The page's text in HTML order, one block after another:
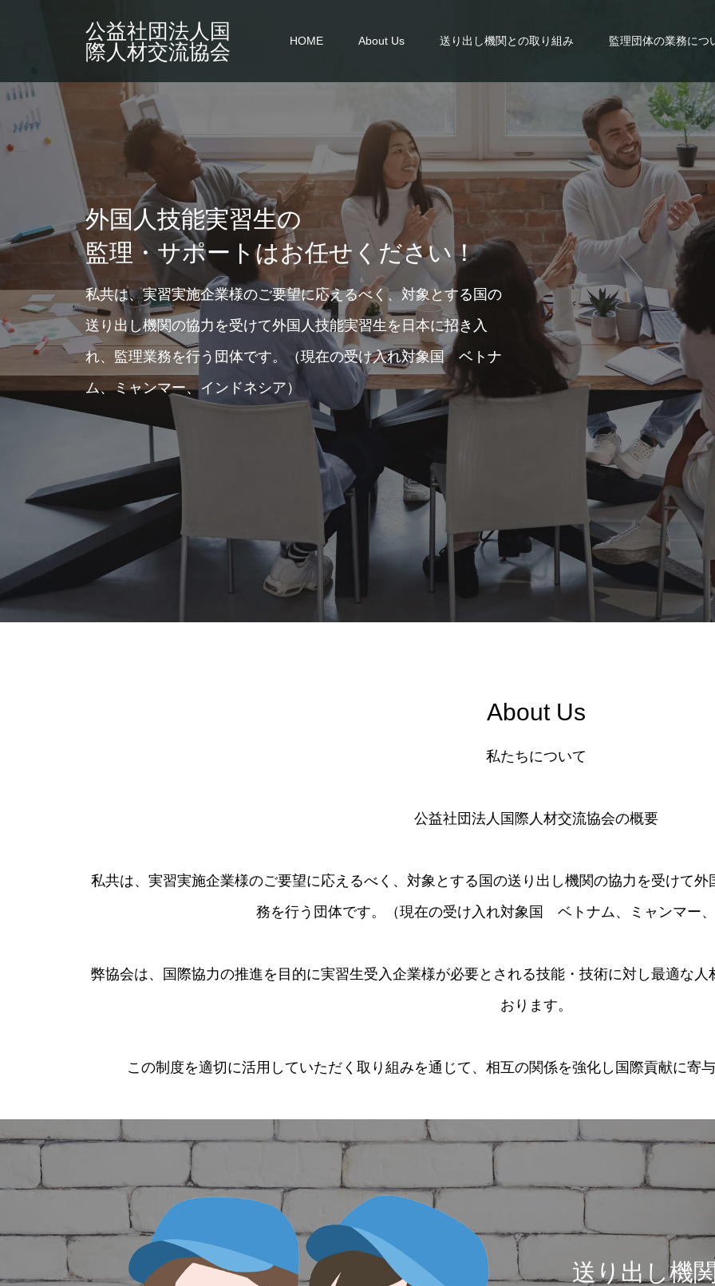
公益社団法人国
際人材交流協会
HOME About Us 送り出し機関との取り組み 監理団体の業務につ
外国人技能実習生の
監理・サポートはお任せください！
私共は、実習実施企業様のご要望に応えるべく、対象とする国の
送り出し機関の協力を受けて外国人技能実習生を日本に招き入
れ、監理業務を行う団体です。（現在の受け入れ対象国 ベトナ
ム、ミャンマー、インドネシア）
About Us
私たちについて
公益社団法人国際人材交流協会の概要
私共は、実習実施企業様のご要望に応えるべく、対象とする国の送り出し機関の協力を受けて
務を行う団体です。（現在の受け入れ対象国 ベトナム、ミャンマー
弊協会は、国際協力の推進を目的に実習生受入企業様が必要とされる技能・技術に対し最適な
おります。
この制度を適切に活用していただく取り組みを通じて、相互の関係を強化し国際貢献に寄
送り出し機